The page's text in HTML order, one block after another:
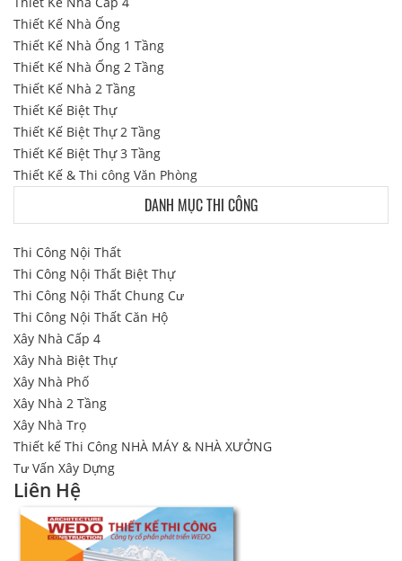
Thiết Kế Nhà Ống
Thiết Kế Nhà Ống 1 Tầng
Thiết Kế Nhà Ống 2 Tầng
Thiết Kế Nhà 2 Tầng
Thiết Kế Biệt Thự
Thiết Kế Biệt Thự 2 Tầng
Thiết Kế Biệt Thự 3 Tầng
Thiết Kế & Thi công Văn Phòng
DANH MỤC THI CÔNG
Thi Công Nội Thất
Thi Công Nội Thất Biệt Thự
Thi Công Nội Thất Chung Cư
Thi Công Nội Thất Căn Hộ
Xây Nhà Cấp 4
Xây Nhà Biệt Thự
Xây Nhà Phố
Xây Nhà 2 Tầng
Xây Nhà Trọ
Thiết kế Thi Công NHÀ MÁY & NHÀ XƯỞNG
Tư Vấn Xây Dựng
Liên Hệ